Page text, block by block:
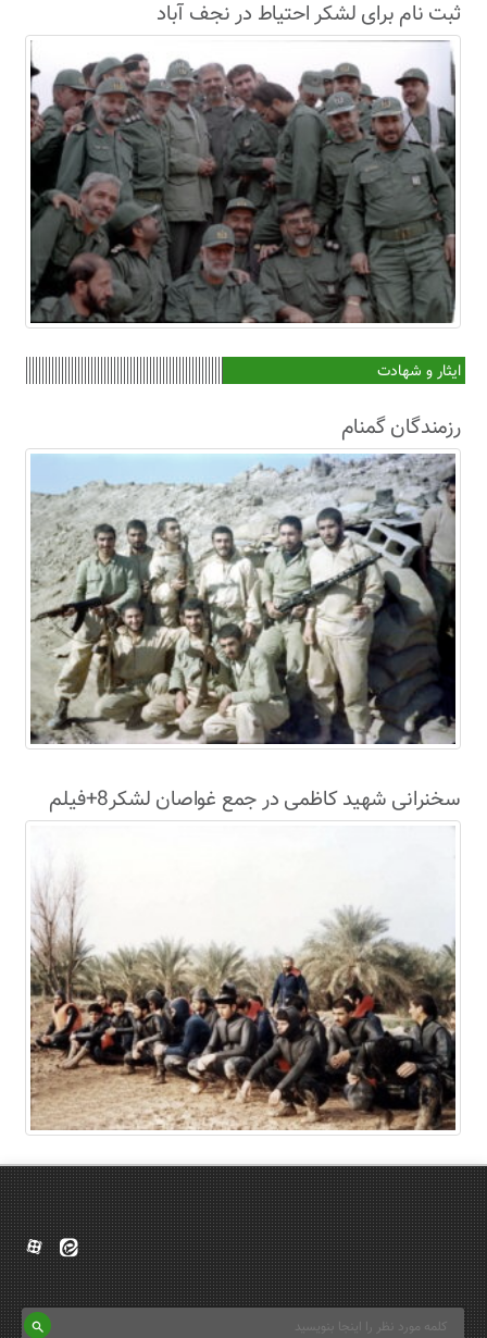
ثبت نام برای لشکر احتیاط در نجف آباد
ایثار و شهادت
رزمندگان گمنام
سخنرانی شهید کاظمی در جمع غواصان لشکر8+فیلم